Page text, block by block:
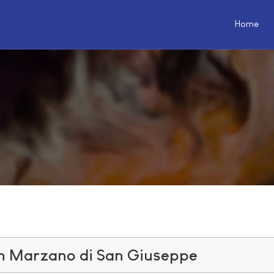
Home
Marzano di San Giuseppe